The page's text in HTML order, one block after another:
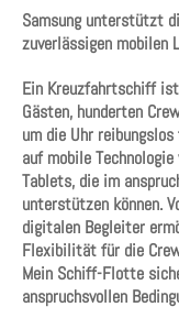
Samsung unterstützt
zuverlässigen mobilen
Ein Kreuzfahrtschiff
Gästen, hunderten
um die Uhr
auf mobile
Tablets, die im
unterstützen können.
digitalen Begleiter
Flexibilität für die
Mein Schiff-Flotte
anspruchsvollen